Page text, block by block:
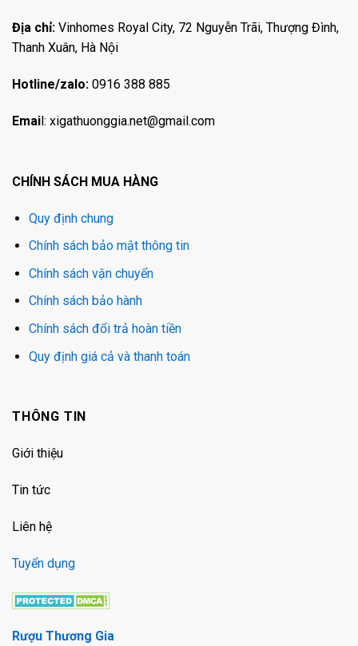
Địa chỉ: Vinhomes Royal City, 72 Nguyễn Trãi, Thượng Đình,
Thanh Xuân, Hà Nội
Hotline/zalo: 0916 388 885
Email: xigathuonggia.net@gmail.com
CHÍNH SÁCH MUA HÀNG
Quy định chung
Chính sách bảo mật thông tin
Chính sách vận chuyển
Chính sách bảo hành
Chính sách đổi trả hoàn tiền
Quy định giá cả và thanh toán
THÔNG TIN
Giới thiệu
Tin tức
Liên hệ
Tuyển dụng
Rượu Thương Gia